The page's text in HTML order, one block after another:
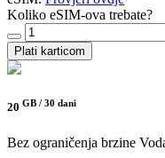
Koliko eSIM-ova trebate?
Plati karticom
20 GB / 30 dani
Bez ograničenja brzine